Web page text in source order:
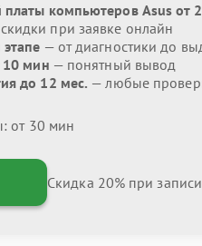
компьютеров Asus от
при заявке онлайн
— от диагностики до
10 мин — понятный вывод
до 12 мес. — любые
от 30 мин
Скидка 20% при